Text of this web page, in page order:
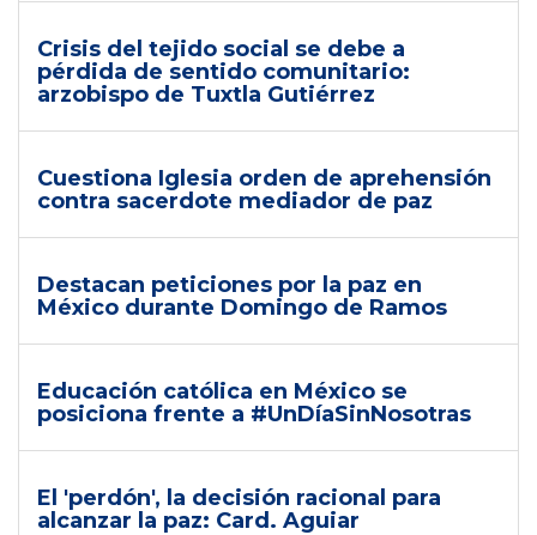
Crisis del tejido social se debe a
pérdida de sentido comunitario:
arzobispo de Tuxtla Gutiérrez
Cuestiona Iglesia orden de aprehensión
contra sacerdote mediador de paz
Destacan peticiones por la paz en
México durante Domingo de Ramos
Educación católica en México se
posiciona frente a #UnDíaSinNosotras
El 'perdón', la decisión racional para
alcanzar la paz: Card. Aguiar